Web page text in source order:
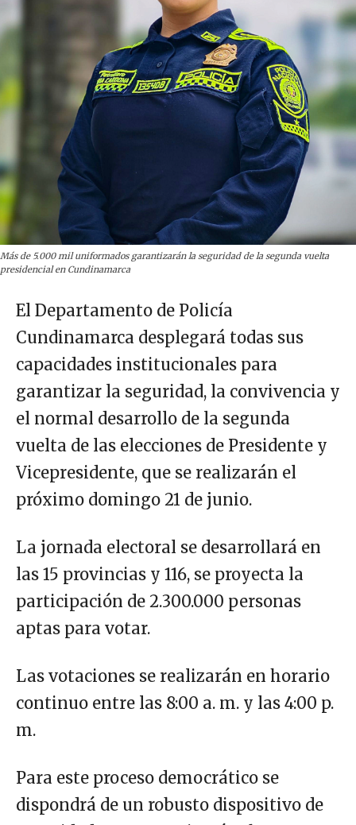
Más de 5.000 mil uniformados garantizarán la seguridad de la segunda vuelta
presidencial en Cundinamarca
El Departamento de Policía
Cundinamarca desplegará todas sus
capacidades institucionales para
garantizar la seguridad, la convivencia y
el normal desarrollo de la segunda
vuelta de las elecciones de Presidente y
Vicepresidente, que se realizarán el
próximo domingo 21 de junio.
La jornada electoral se desarrollará en
las 15 provincias y 116, se proyecta la
participación de 2.300.000 personas
aptas para votar.
Las votaciones se realizarán en horario
continuo entre las 8:00 a. m. y las 4:00 p.
m.
Para este proceso democrático se
dispondrá de un robusto dispositivo de